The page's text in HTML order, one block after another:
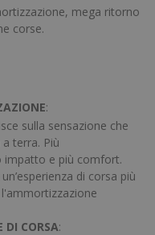
mega ritorno
corse.
:
sulla sensazione che
terra. Più
impatto e più comfort.
di corsa più
DI CORSA: